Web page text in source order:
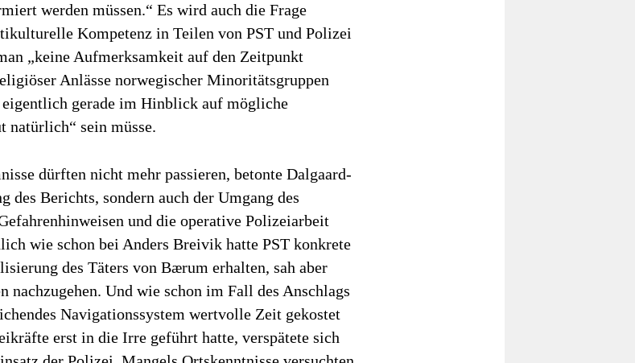
werden müssen.“ Es wird auch die Frage
Kompetenz in Teilen von PST und Polizei
„keine Aufmerksamkeit auf den Zeitpunkt
Anlässe norwegischer Minoritätsgruppen
gerade im Hinblick auf mögliche
natürlich“ sein müsse.
dürften nicht mehr passieren, betonte Dalgaard-
des Berichts, sondern auch der Umgang des
und die operative Polizeiarbeit
wie schon bei Anders Breivik hatte PST konkrete
des Täters von Bærum erhalten, sah aber
nachzugehen. Und wie schon im Fall des Anschlags
Navigationssystem wertvolle Zeit gekostet
erst in die Irre geführt hatte, verspätete sich